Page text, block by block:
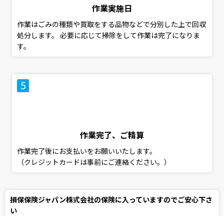
作業実施日
作業はごみの種類や買取をする品物などで分別した上で回収
処分します。 必要に応じて掃除をして作業は完了になりま
す。
作業完了、ご精算
作業完了後にお支払いをお願いいたします。
（クレジットカードは事前にご連絡ください。）
損保保険ジャパン株式会社の保険に入っていますのでご安心下さ
い